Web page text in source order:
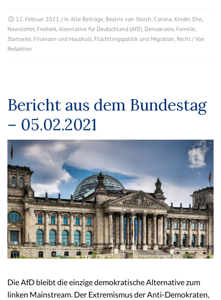
12. Februar 2021 / In Alle Beiträge Beatrix von Storch Corona Kinder, Ehe
Newsletter, Freiheit Alternative für Deutschland (AfD) Demokratie Familie
Startseite Finanzen und Haushalt Flüchtlingspolitik und Migration Recht / Von
Redaktion
Bericht aus dem Bundestag
– 05.02.2021
Die AfD bleibt die einzige demokratische Alternative zum
linken Mainstream. Der Extremismus der Anti-Demokraten,